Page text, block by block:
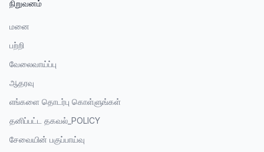
நிறுவனம்
மனை
பற்றி
வேலைவாய்ப்பு
ஆதரவு
எங்களை தொடர்பு கொள்ளுங்கள்
தனிப்பட்ட தகவல்_POLICY
சேவையின் பகுப்பாய்வு